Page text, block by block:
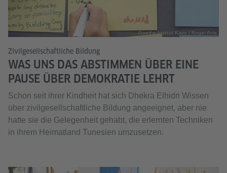
Goethe-Institut Kairo / Roger Anis
Zivilgesellschaftliche Bildung
WAS UNS DAS ABSTIMMEN ÜBER EINE
PAUSE ÜBER DEMOKRATIE LEHRT
Schon seit ihrer Kindheit hat sich Dhekra Elhidri Wissen
über zivilgesellschaftliche Bildung angeeignet, aber nie
hatte sie die Gelegenheit gehabt, die erlernten Techniken
in ihrem Heimatland Tunesien umzusetzen.